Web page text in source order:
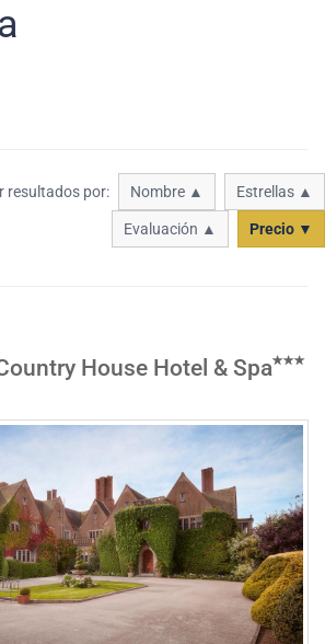
resultados por: Nombre ▲ Estrellas ▲
Evaluación ▲ Precio ▼
House Hotel & Spa